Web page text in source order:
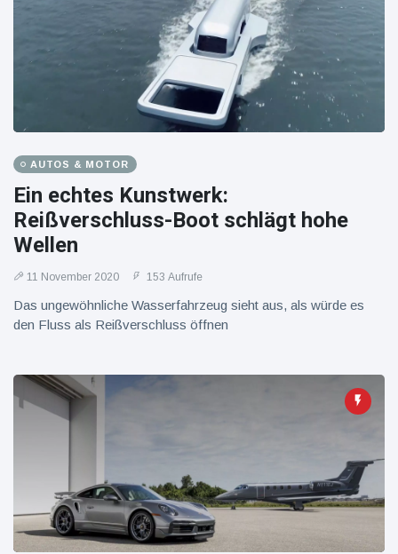
AUTOS & MOTOR
Ein echtes Kunstwerk:
Reißverschluss-Boot schlägt hohe
Wellen
11 November 2020 153 Aufrufe
Das ungewöhnliche Wasserfahrzeug sieht aus, als würde es
den Fluss als Reißverschluss öffnen